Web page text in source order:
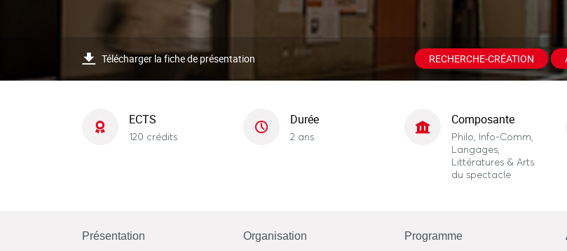
Télécharger la fiche de présentation RECHERCHE-CRÉATION
ECTS
120 crédits
Durée
2 ans
Composante
Philo, Info-Comm,
Langages,
Littératures & Arts
du spectacle
Présentation Organisation Programme